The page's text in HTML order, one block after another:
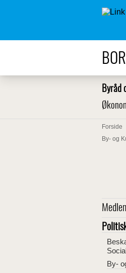
Byråd
Forside
By- og
By-